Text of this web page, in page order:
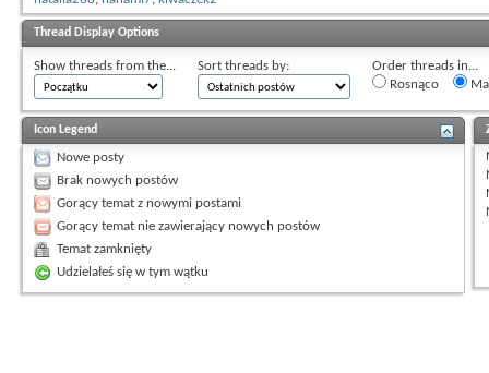
Thread Display Options
Show threads from the... Sort threads by:
Order threads in...
Rosnąco
Icon Legend
Nowe posty
Brak nowych postów
Gorący temat z nowymi postami
Gorący temat nie zawierający nowych postów
Temat zamknięty
Udzielałeś się w tym wątku